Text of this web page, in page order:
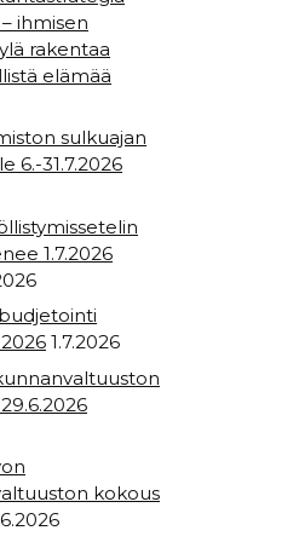
ihmisen
rakentaa
elämää
sulkuajan
6.-31.7.2026
1.7.2026
1.7.2026
kokous